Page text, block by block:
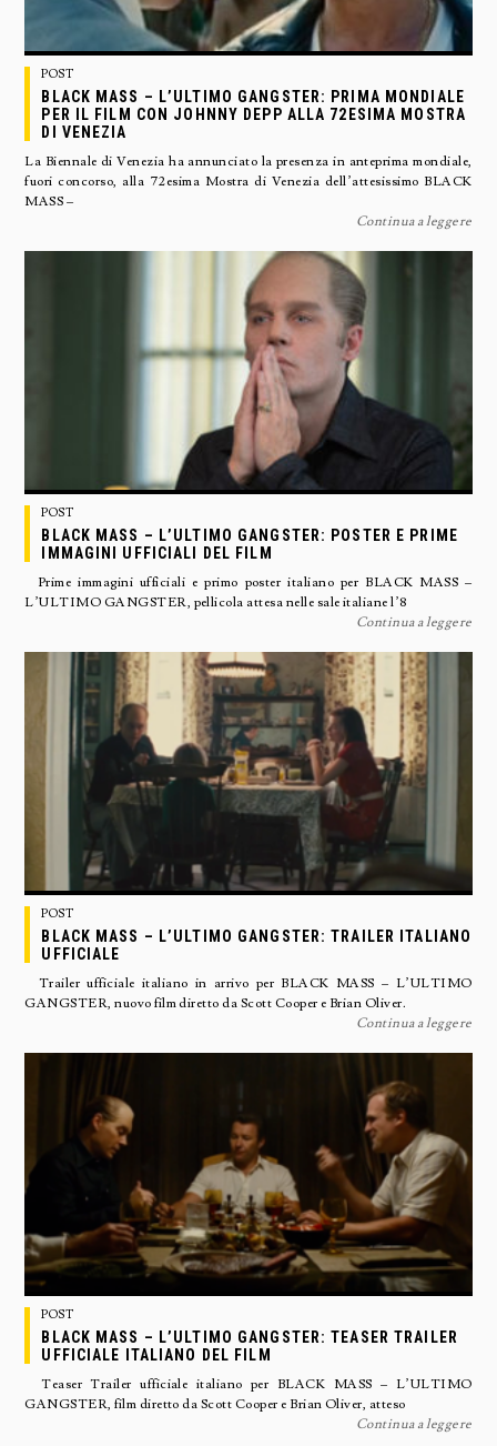
POST
BLACK MASS – L’ULTIMO GANGSTER: PRIMA MONDIALE
PER IL FILM CON JOHNNY DEPP ALLA 72ESIMA MOSTRA
DI VENEZIA
La Biennale di Venezia ha annunciato la presenza in anteprima mondiale,
fuori concorso, alla 72esima Mostra di Venezia dell’attesissimo BLACK
MASS –
Continua a leggere
POST
BLACK MASS – L’ULTIMO GANGSTER: POSTER E PRIME
IMMAGINI UFFICIALI DEL FILM
Prime immagini ufficiali e primo poster italiano per BLACK MASS –
L’ULTIMO GANGSTER, pellicola attesa nelle sale italiane l’8
Continua a leggere
POST
BLACK MASS – L’ULTIMO GANGSTER: TRAILER ITALIANO
UFFICIALE
Trailer ufficiale italiano in arrivo per BLACK MASS – L’ULTIMO
GANGSTER, nuovo film diretto da Scott Cooper e Brian Oliver.
Continua a leggere
POST
BLACK MASS – L’ULTIMO GANGSTER: TEASER TRAILER
UFFICIALE ITALIANO DEL FILM
Teaser Trailer ufficiale italiano per BLACK MASS – L’ULTIMO
GANGSTER, film diretto da Scott Cooper e Brian Oliver, atteso
Continua a leggere